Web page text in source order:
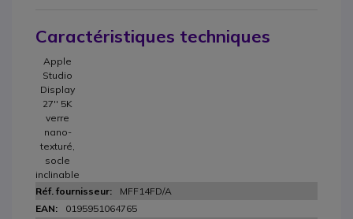
Caractéristiques techniques
Apple
Studio
Display
27'' 5K
verre
nano-
texturé,
socle
inclinable
MFF14FD/A
0195951064765